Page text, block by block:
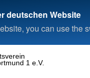
deutschen Website
you can use the
1 e.V.